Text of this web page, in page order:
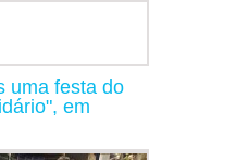
uma festa do
em